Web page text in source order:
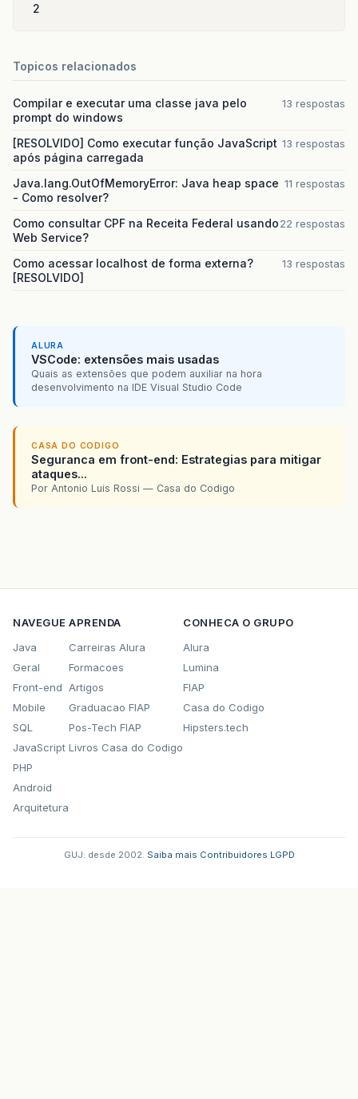
2
Topicos relacionados
Compilar e executar uma classe java pelo
prompt do windows
13 respostas
[RESOLVIDO] Como executar função JavaScript
após página carregada
13 respostas
Java.lang.OutOfMemoryError: Java heap space
- Como resolver?
11 respostas
Como consultar CPF na Receita Federal usando
Web Service?
22 respostas
Como acessar localhost de forma externa?
[RESOLVIDO]
13 respostas
ALURA
VSCode: extensões mais usadas
Quais as extensões que podem auxiliar na hora
desenvolvimento na IDE Visual Studio Code
CASA DO CODIGO
Seguranca em front-end: Estrategias para mitigar
ataques...
Por Antonio Luis Rossi — Casa do Codigo
NAVEGUE
Java
Geral
Front-end
Mobile
SQL
JavaScript
PHP
Android
Arquitetura
APRENDA
Carreiras Alura
Formacoes
Artigos
Graduacao FIAP
Pos-Tech FIAP
Livros Casa do Codigo
CONHECA O GRUPO
Alura
Lumina
FIAP
Casa do Codigo
Hipsters.tech
GUJ: desde 2002. Saiba mais Contribuidores LGPD